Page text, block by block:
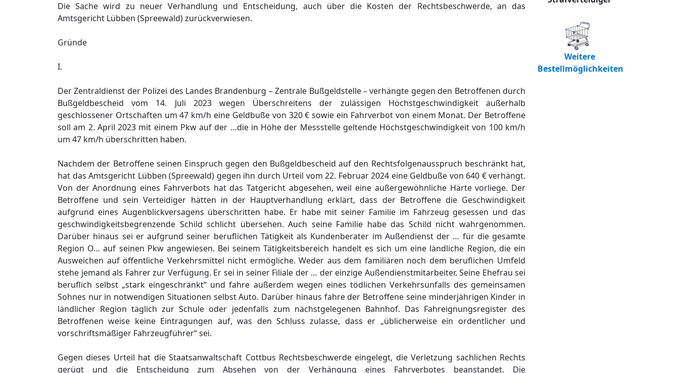
Die Sache wird zu neuer Verhandlung und Entscheidung, auch über die Kosten der Rechtsbeschwerde, an das
Amtsgericht Lübben (Spreewald) zurückverwiesen.
Gründe
I.
Der Zentraldienst der Polizei des Landes Brandenburg – Zentrale Bußgeldstelle – verhängte gegen den Betroffenen durch
Bußgeldbescheid vom 14. Juli 2023 wegen Überschreitens der zulässigen Höchstgeschwindigkeit außerhalb
geschlossener Ortschaften um 47 km/h eine Geldbuße von 320 € sowie ein Fahrverbot von einem Monat. Der Betroffene
soll am 2. April 2023 mit einem Pkw auf der …die in Höhe der Messstelle geltende Höchstgeschwindigkeit von 100 km/h
um 47 km/h überschritten haben.
Nachdem der Betroffene seinen Einspruch gegen den Bußgeldbescheid auf den Rechtsfolgenausspruch beschränkt hat,
hat das Amtsgericht Lübben (Spreewald) gegen ihn durch Urteil vom 22. Februar 2024 eine Geldbuße von 640 € verhängt.
Von der Anordnung eines Fahrverbots hat das Tatgericht abgesehen, weil eine außergewöhnliche Härte vorliege. Der
Betroffene und sein Verteidiger hätten in der Hauptverhandlung erklärt, dass der Betroffene die Geschwindigkeit
aufgrund eines Augenblickversagens überschritten habe. Er habe mit seiner Familie im Fahrzeug gesessen und das
geschwindigkeitsbegrenzende Schild schlicht übersehen. Auch seine Familie habe das Schild nicht wahrgenommen.
Darüber hinaus sei er aufgrund seiner beruflichen Tätigkeit als Kundenberater im Außendienst der … für die gesamte
Region O… auf seinen Pkw angewiesen. Bei seinem Tätigkeitsbereich handelt es sich um eine ländliche Region, die ein
Ausweichen auf öffentliche Verkehrsmittel nicht ermögliche. Weder aus dem familiären noch dem beruflichen Umfeld
stehe jemand als Fahrer zur Verfügung. Er sei in seiner Filiale der … der einzige Außendienstmitarbeiter. Seine Ehefrau sei
beruflich selbst „stark eingeschränkt“ und fahre außerdem wegen eines tödlichen Verkehrsunfalls des gemeinsamen
Sohnes nur in notwendigen Situationen selbst Auto. Darüber hinaus fahre der Betroffene seine minderjährigen Kinder in
ländlicher Region täglich zur Schule oder jedenfalls zum nächstgelegenen Bahnhof. Das Fahreignungsregister des
Betroffenen weise keine Eintragungen auf, was den Schluss zulasse, dass er „üblicherweise ein ordentlicher und
vorschriftsmäßiger Fahrzeugführer“ sei.
Gegen dieses Urteil hat die Staatsanwaltschaft Cottbus Rechtsbeschwerde eingelegt, die Verletzung sachlichen Rechts
gerügt und die Entscheidung zum Absehen von der Verhängung eines Fahrverbotes beanstandet. Die
Weitere
Bestellmöglichkeiten